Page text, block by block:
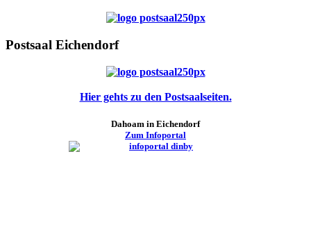
Postsaal Eichendorf
Hier gehts zu den Postsaalseiten.
Dahoam in Eichendorf
Zum Infoportal